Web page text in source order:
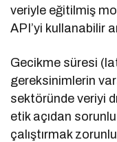
veriyle eğitilmiş
API’yi kullanabilir
Gecikme süresi
gereksinimlerin
sektöründe veriyi
etik açıdan
çalıştırmak